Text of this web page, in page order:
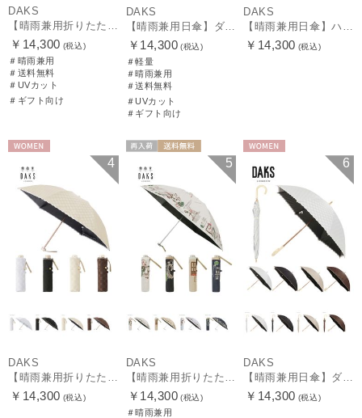
DAKS
【晴雨兼用折りたたみ日傘】ダックス（DAKS）街並み 遮光100％ UV100％ 軽量 日本製
￥14,300 (税込)
＃晴雨兼用
＃送料無料
＃UVカット
＃ギフト向け
DAKS
【晴雨兼用日傘】ダックス（DAKS）街並み 遮光99.99％ UV99％ 軽量
￥14,300 (税込)
＃軽量
＃晴雨兼用
＃送料無料
＃UVカット
＃ギフト向け
DAKS
【晴雨兼用日傘】ハウスチェック×オーガンジーレース 遮光率99.99％以上 UV99%以上 軽量 日本製
￥14,300 (税込)
4
DAKS
￥14,300 (税込)
ギフト向け
5
DAKS
￥14,300 (税込)
＃晴雨兼用
6
DAKS
￥14,300 (税込)